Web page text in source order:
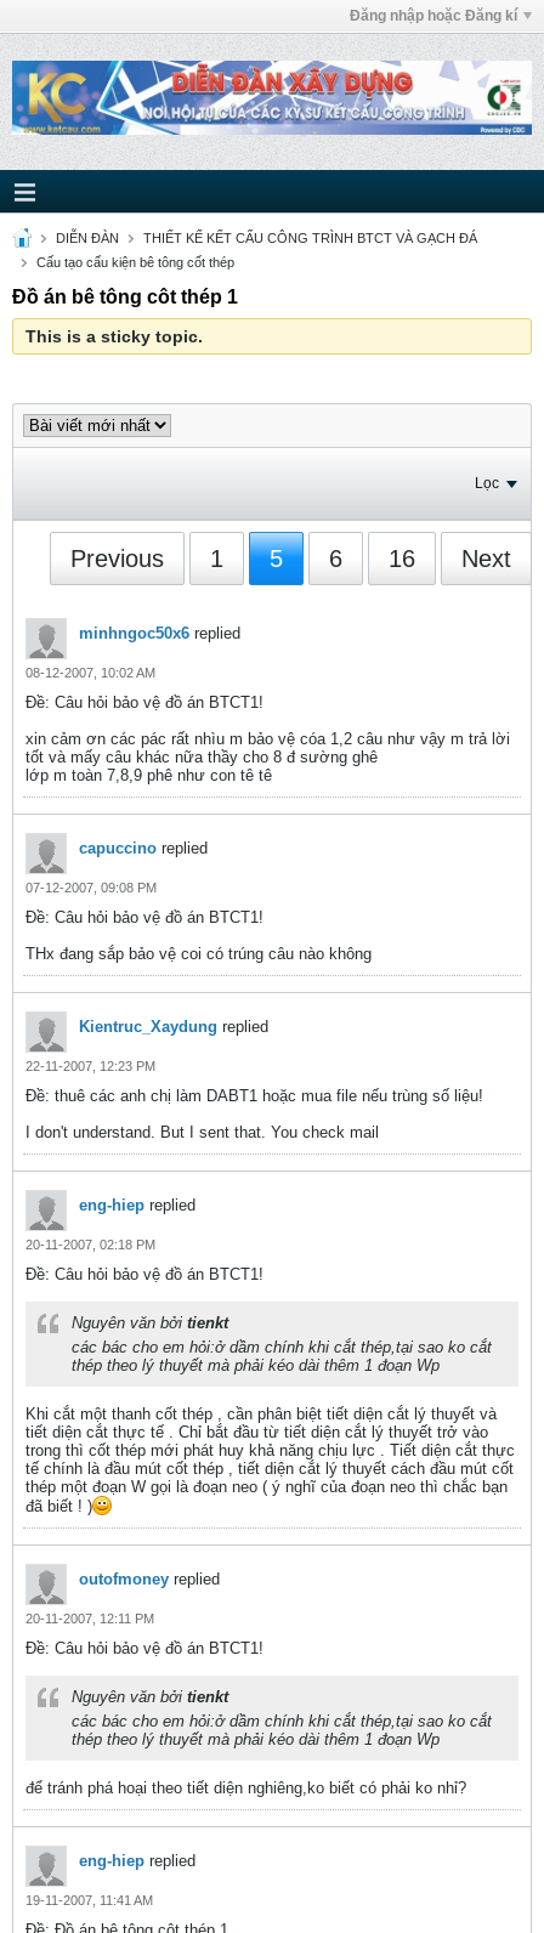
Đăng nhập hoặc Đăng kí
DIỄN ĐÀN
THIẾT KẾ KẾT CẤU CÔNG TRÌNH BTCT VÀ GẠCH ĐÁ
Cấu tạo cấu kiện bê tông cốt thép
Đồ án bê tông côt thép 1
This is a sticky topic.
Lọc
Previous 1 5 6 16 Next
minhngoc50x6 replied
08-12-2007, 10:02 AM
Ðề: Câu hỏi bảo vệ đồ án BTCT1!
xin cảm ơn các pác rất nhìu m bảo vệ cóa 1,2 câu như vậy m trả lời
tốt và mấy câu khác nữa thầy cho 8 đ sường ghê
lớp m toàn 7,8,9 phê như con tê tê
capuccino replied
07-12-2007, 09:08 PM
Ðề: Câu hỏi bảo vệ đồ án BTCT1!
THx đang sắp bảo vệ coi có trúng câu nào không
Kientruc_Xaydung replied
22-11-2007, 12:23 PM
Ðề: thuê các anh chị làm DABT1 hoặc mua file nếu trùng số liệu!
I don't understand. But I sent that. You check mail
eng-hiep replied
20-11-2007, 02:18 PM
Ðề: Câu hỏi bảo vệ đồ án BTCT1!
Nguyên văn bởi tienkt
các bác cho em hỏi:ở dầm chính khi cắt thép,tại sao ko cắt
thép theo lý thuyết mà phải kéo dài thêm 1 đoạn Wp
Khi cắt một thanh cốt thép , cần phân biệt tiết diện cắt lý thuyết và
tiết diện cắt thực tế . Chỉ bắt đầu từ tiết diện cắt lý thuyết trở vào
trong thì cốt thép mới phát huy khả năng chịu lực . Tiết diện cắt thực
tế chính là đầu mút cốt thép , tiết diện cắt lý thuyết cách đầu mút cốt
thép một đoạn W gọi là đoạn neo ( ý nghĩ của đoạn neo thì chắc bạn
đã biết ! )
outofmoney replied
20-11-2007, 12:11 PM
Ðề: Câu hỏi bảo vệ đồ án BTCT1!
Nguyên văn bởi tienkt
các bác cho em hỏi:ở dầm chính khi cắt thép,tại sao ko cắt
thép theo lý thuyết mà phải kéo dài thêm 1 đoạn Wp
để tránh phá hoại theo tiết diện nghiêng,ko biết có phải ko nhỉ?
eng-hiep replied
19-11-2007, 11:41 AM